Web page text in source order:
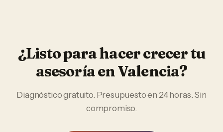
¿Listo para hacer crecer tu
asesoríaenValencia?
Diagnóstico gratuito. Presupuesto en 24 horas. Sin
compromiso.